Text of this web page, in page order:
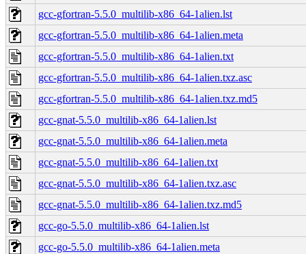
gcc-gfortran-5.5.0_multilib-x86_64-1alien.lst
gcc-gfortran-5.5.0_multilib-x86_64-1alien.meta
gcc-gfortran-5.5.0_multilib-x86_64-1alien.txt
gcc-gfortran-5.5.0_multilib-x86_64-1alien.txz.asc
gcc-gfortran-5.5.0_multilib-x86_64-1alien.txz.md5
gcc-gnat-5.5.0_multilib-x86_64-1alien.lst
gcc-gnat-5.5.0_multilib-x86_64-1alien.meta
gcc-gnat-5.5.0_multilib-x86_64-1alien.txt
gcc-gnat-5.5.0_multilib-x86_64-1alien.txz.asc
gcc-gnat-5.5.0_multilib-x86_64-1alien.txz.md5
gcc-go-5.5.0_multilib-x86_64-1alien.lst
gcc-go-5.5.0_multilib-x86_64-1alien.meta